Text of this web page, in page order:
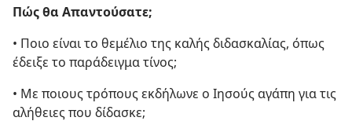
Πώς θα Απαντούσατε;
• Ποιο είναι το θεμέλιο της καλής διδασκαλίας, όπως
έδειξε το παράδειγμα τίνος;
• Με ποιους τρόπους εκδήλωνε ο Ιησούς αγάπη για τις
αλήθειες που δίδασκε;